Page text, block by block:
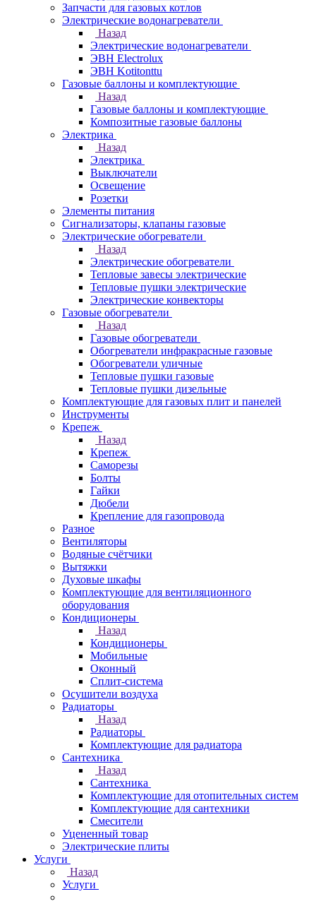
Запчасти для газовых котлов
Электрические водонагреватели
Назад
Электрические водонагреватели
ЭВН Electrolux
ЭВН Kotitonttu
Газовые баллоны и комплектующие
Назад
Газовые баллоны и комплектующие
Композитные газовые баллоны
Электрика
Назад
Электрика
Выключатели
Освещение
Розетки
Элементы питания
Сигнализаторы, клапаны газовые
Электрические обогреватели
Назад
Электрические обогреватели
Тепловые завесы электрические
Тепловые пушки электрические
Электрические конвекторы
Газовые обогреватели
Назад
Газовые обогреватели
Обогреватели инфракрасные газовые
Обогреватели уличные
Тепловые пушки газовые
Тепловые пушки дизельные
Комплектующие для газовых плит и панелей
Инструменты
Крепеж
Назад
Крепеж
Саморезы
Болты
Гайки
Дюбели
Крепление для газопровода
Разное
Вентиляторы
Водяные счётчики
Вытяжки
Духовые шкафы
Комплектующие для вентиляционного
оборудования
Кондиционеры
Назад
Кондиционеры
Мобильные
Оконный
Сплит-система
Осушители воздуха
Радиаторы
Назад
Радиаторы
Комплектующие для радиатора
Сантехника
Назад
Сантехника
Комплектующие для отопительных систем
Комплектующие для сантехники
Смесители
Уцененный товар
Электрические плиты
Услуги
Назад
Услуги